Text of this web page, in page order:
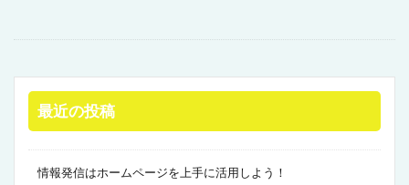
最近の投稿
情報発信はホームページを上手に活用しよう！